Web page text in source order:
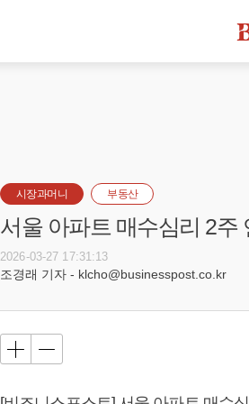
시장과머니 부동산
서울 아파트 매수심리 2주
2026-03-27 17:31:13
조경래 기자 - klcho@businesspost.co.kr